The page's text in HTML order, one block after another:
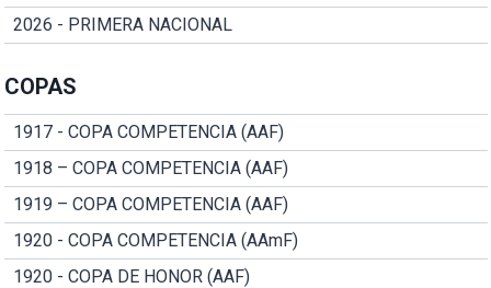
2026 - PRIMERA NACIONAL
COPAS
1917 - COPA COMPETENCIA (AAF)
1918 – COPA COMPETENCIA (AAF)
1919 – COPA COMPETENCIA (AAF)
1920 - COPA COMPETENCIA (AAmF)
1920 - COPA DE HONOR (AAF)